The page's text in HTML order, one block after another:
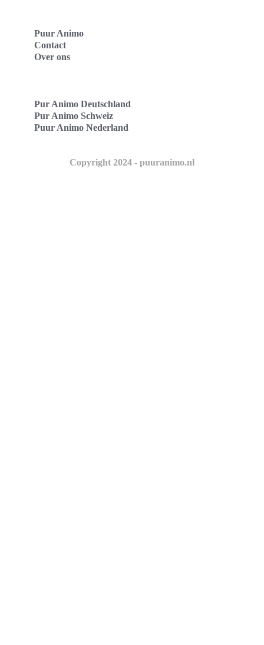
Puur Animo
Contact
Over ons
Pur Animo Deutschland
Pur Animo Schweiz
Puur Animo Nederland
Copyright 2024 - puuranimo.nl